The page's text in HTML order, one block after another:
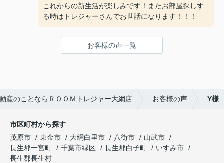
これからもお仕事頑張って下さい！！
これからの新生活が楽しみです！またお部屋探しす
る時はトレジャーさんでお世話になります！！！
お客様の声一覧
産のことならＲＯＯＭトレジャー大網店 お客様の声 Y様
市区町村から探す
茂原市
東金市 大網白里市 八街市
山武市
長生郡一宮町
千葉市緑区 長生郡白子町
いすみ市
長生郡長生村